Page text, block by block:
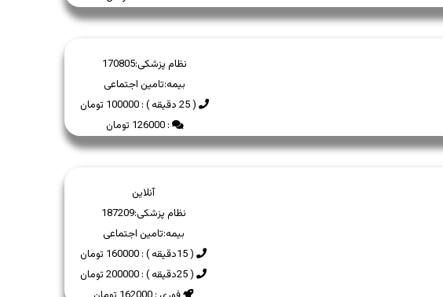
نظام پزشکی:170805
بیمه:تامین اجتماعی
( 25 دقیقه ) : 100000 تومان
: 126000 تومان
آنلاین
نظام پزشکی:187209
بیمه:تامین اجتماعی
( 15دقیقه ) : 160000 تومان
( 25دقیقه ) : 200000 تومان